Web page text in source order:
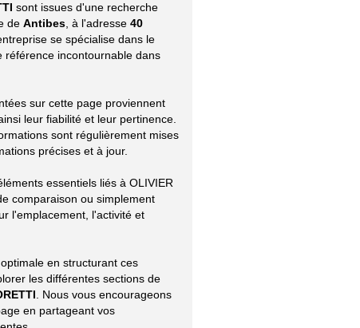
sont issues d'une recherche
de Antibes , à l'adresse 40
se spécialise dans le
référence incontournable dans
sur cette page proviennent
leur fiabilité et leur pertinence.
sont régulièrement mises
précises et à jour.
essentiels liés à OLIVIER
comparaison ou simplement
l'emplacement, l'activité et
en structurant ces
les différentes sections de
. Nous vous encourageons
en partageant vos